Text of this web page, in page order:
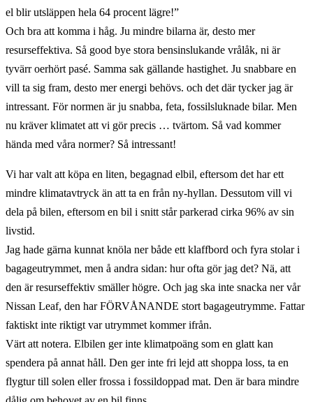
el blir utsläppen hela 64 procent lägre!”
Och bra att komma i håg. Ju mindre bilarna är, desto mer
resurseffektiva. Så good bye stora bensinslukande vrålåk, ni är
tyvärr oerhört pasé. Samma sak gällande hastighet. Ju snabbare en
vill ta sig fram, desto mer energi behövs. och det där tycker jag är
intressant. För normen är ju snabba, feta, fossilsluknade bilar. Men
nu kräver klimatet att vi gör precis … tvärtom. Så vad kommer
hända med våra normer? Så intressant!
Vi har valt att köpa en liten, begagnad elbil, eftersom det har ett
mindre klimatavtryck än att ta en från ny-hyllan. Dessutom vill vi
dela på bilen, eftersom en bil i snitt står parkerad cirka 96% av sin
livstid.
Jag hade gärna kunnat knöla ner både ett klaffbord och fyra stolar i
bagageutrymmet, men å andra sidan: hur ofta gör jag det? Nä, att
den är resurseffektiv smäller högre. Och jag ska inte snacka ner vår
Nissan Leaf, den har FÖRVÅNANDE stort bagageutrymme. Fattar
faktiskt inte riktigt var utrymmet kommer ifrån.
Värt att notera. Elbilen ger inte klimatpoäng som en glatt kan
spendera på annat håll. Den ger inte fri lejd att shoppa loss, ta en
flygtur till solen eller frossa i fossildoppad mat. Den är bara mindre